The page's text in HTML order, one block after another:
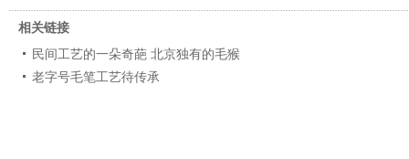
相关链接
民间工艺的一朵奇葩 北京独有的毛猴
老字号毛笔工艺待传承